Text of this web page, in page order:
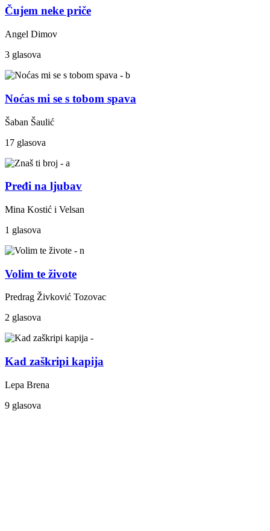
Čujem neke priče
Angel Dimov
3 glasova
Noćas mi se s tobom spava
Šaban Šaulić
17 glasova
Pređi na ljubav
Mina Kostić i Velsan
1 glasova
Volim te živote
Predrag Živković Tozovac
2 glasova
Kad zaškripi kapija
Lepa Brena
9 glasova